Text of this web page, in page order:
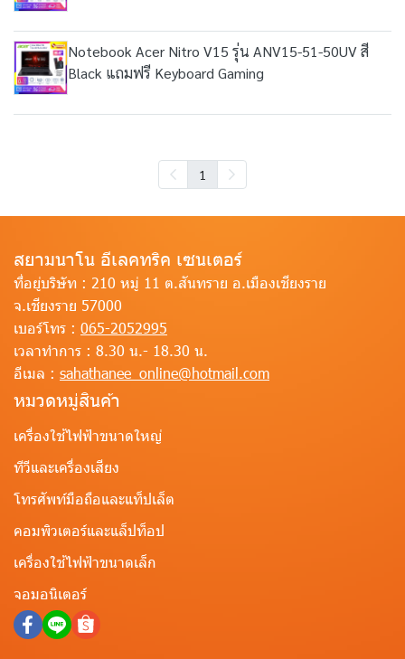
Notebook Acer Nitro V15 รุ่น ANV15-51-50UV สี
Black แถมฟรี Keyboard Gaming
1
สยามนาโน อีเลคทริค เซนเตอร์
ที่อยู่บริษัท : 210 หมู่ 11 ต.สันทราย อ.เมืองเชียงราย
จ.เชียงราย 57000
เบอร์โทร : 065-2052995
เวลาทำการ : 8.30 น.- 18.30 น.
อีเมล : sahathanee_online@hotmail.com
หมวดหมู่สินค้า
เครื่องใช้ไฟฟ้าขนาดใหญ่
ทีวีและเครื่องเสียง
โทรศัพท์มือถือและแท็ปเล็ต
คอมพิวเตอร์และแล็ปท็อป
เครื่องใช้ไฟฟ้าขนาดเล็ก
จอมอนิเตอร์